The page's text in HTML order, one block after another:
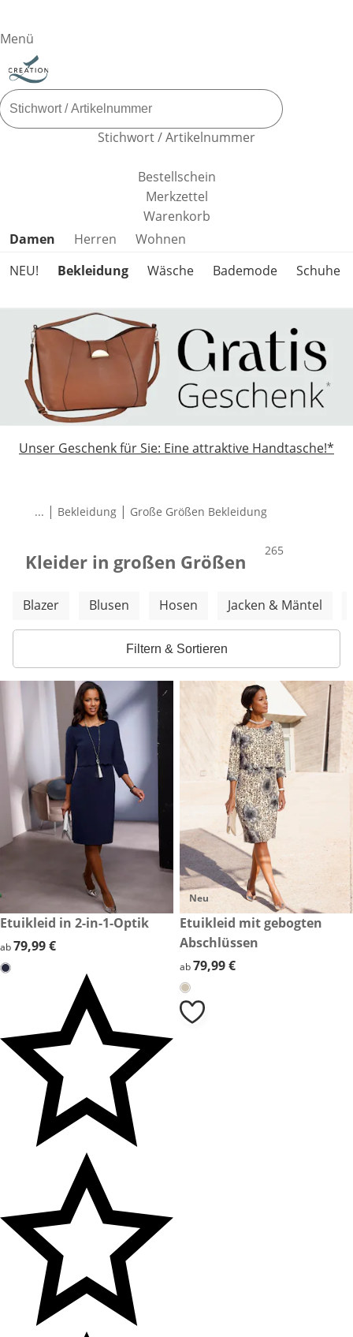
Menü
Stichwort / Artikelnummer
Bestellschein
Merkzettel
Warenkorb
Produktkategorien überspringen
Damen Herren
Wohnen
NEU!
Bekleidung Wäsche Bademode Schuhe
Unser Geschenk für Sie: Eine attraktive Handtasche!*
... | Bekleidung | Große Größen Bekleidung
Kleider in großen Größen Total number
265
Weitere Kategorien überspringen
Blazer Blusen Hosen Jacken & Mäntel
Filtern & Sortieren
79,99 €
Etuikleid in 2-in-1-Optik
79,99 €
ab79,99 €
Neu
79,99 €
Etuikleid mit gebogten
Abschlüssen
79,99 €
ab79,99 €